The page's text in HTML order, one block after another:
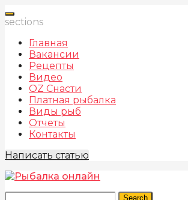
sections
Главная
Вакансии
Рецепты
Видео
OZ Снасти
Платная рыбалка
Виды рыб
Отчеты
Контакты
Написать статью
Search